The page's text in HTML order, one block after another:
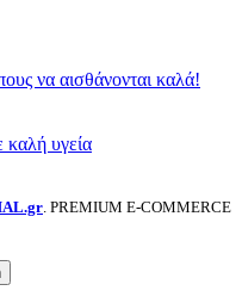
να αισθάνονται καλά!
υγεία
. PREMIUM E-COMMERCE